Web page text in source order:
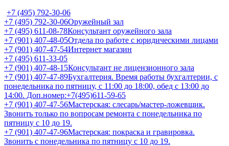
+7 (495) 792-30-06
+7 (495) 792-30-06Оружейный зал
+7 (495) 611-08-78Консультант оружейного зала
+7 (901) 407-48-05Отдела по работе с юридическими лицами
+7 (901) 407-47-54Интернет магазин
+7 (495) 611-33-05
+7 (901) 407-48-15Консультант не лицензионного зала
+7 (901) 407-47-89Бухгалтерия. Время работы бухгалтерии, с
понедельника по пятницу, с 11:00 до 18:00, обед с 13:00 до
14:00. Доп.номер:+7(495)611-59-65
+7 (901) 407-47-56Мастерская: слесарь/мастер-ложевщик.
Звонить только по вопросам ремонта с понедельника по
пятницу с 10 до 19.
+7 (901) 407-47-96Мастерская: покраска и гравировка.
Звонить с понедельника по пятницу с 10 до 19.